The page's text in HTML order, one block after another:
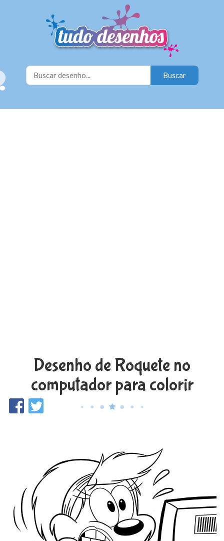
Desenho de Roquete no
computador para colorir